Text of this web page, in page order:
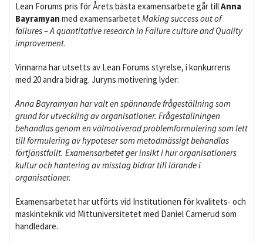
Lean Forums pris för Årets bästa examensarbete går tillAnna
Bayramyan med examensarbetet Making success out of
failures – A quantitative research in Failure culture and Quality
improvement.
Vinnarna har utsetts av Lean Forums styrelse, i konkurrens
med 20 andra bidrag. Juryns motivering lyder:
Anna Bayramyan har valt en spännande frågeställning som
grund för utveckling av organisationer. Frågeställningen
behandlas genom en välmotiverad problemformulering som lett
till formulering av hypoteser som metodmässigt behandlas
förtjänstfullt. Examensarbetet ger insikt i hur organisationers
kultur och hantering av misstag bidrar till lärande i
organisationer.
Examensarbetet har utförts vid Institutionen för kvalitets- och
maskinteknik vid Mittuniversitetet med Daniel Carnerud som
handledare.